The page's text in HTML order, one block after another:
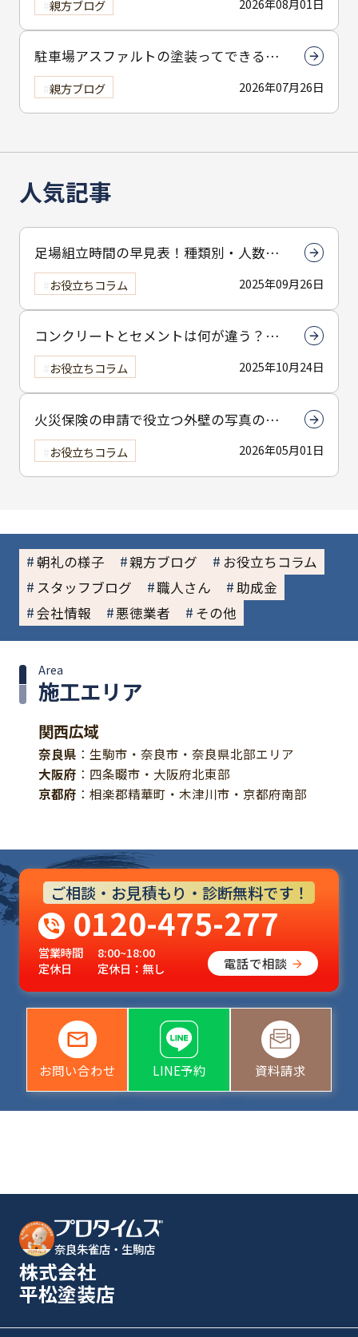
親方ブログ
駐車場アスファルトの塗装ってできる
の？
2026年07月26日
親方ブログ
人気記事
足場組立時間の早見表！種類別・人数別
で組立時間を解説
2025年09月26日
お役立ちコラム
コンクリートとセメントは何が違う？強
度や使い分けを徹底解説
2025年10月24日
お役立ちコラム
火災保険の申請で役立つ外壁の写真の撮
り方とは？撮影のコツを解説
2026年05月01日
お役立ちコラム
朝礼の様子 親方ブログ
お役立ちコラム
スタッフブログ
職人さん
助成金
会社情報
悪徳業者 その他
施工エリア
Area
関西広域
奈良県 ：生駒市・奈良市・奈良県北部エリア
大阪府 ：四条畷市・大阪府北東部
京都府 ：相楽郡精華町・木津川市・京都府南部
ご相談・お見積もり・診断無料です！
0120-475-277
営業時間
8:00~18:00
定休日
定休日：無し 電話で相談
お問い合わせ LINE予約 資料請求
奈良朱雀店・生駒店
株式会社
平松塗装店